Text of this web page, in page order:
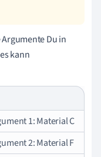
Du in
kann
1: Material C
2: Material F